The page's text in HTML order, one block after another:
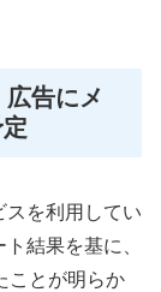
告にメ
スを利用してい
結果を基に、
ことが明らか